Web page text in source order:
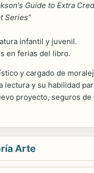
Guide to Extra
Series”
infantil y juvenil.
en ferias del libro.
y cargado de
lectura y su habilidad
proyecto, seguros
Arte